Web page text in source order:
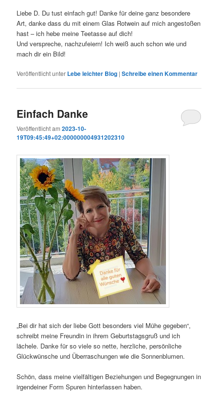
Liebe D. Du tust einfach gut! Danke für deine ganz besondere
Art, danke dass du mit einem Glas Rotwein auf mich angestoßen
hast – ich hebe meine Teetasse auf dich!
Und verspreche, nachzufeiern! Ich weiß auch schon wie und
mach dir ein Bild!
Veröffentlicht unter Lebe leichter Blog |Schreibe einen Kommentar
Einfach Danke
Veröffentlicht am2023-10-
19T09:45:49+02:000000004931202310
„Bei dir hat sich der liebe Gott besonders viel Mühe gegeben“,
schreibt meine Freundin in ihrem Geburtstagsgruß und ich
lächele. Danke für so viele so nette, herzliche, persönliche
Glückwünsche und Überraschungen wie die Sonnenblumen.
Schön, dass meine vielfältigen Beziehungen und Begegnungen in
irgendeiner Form Spuren hinterlassen haben.